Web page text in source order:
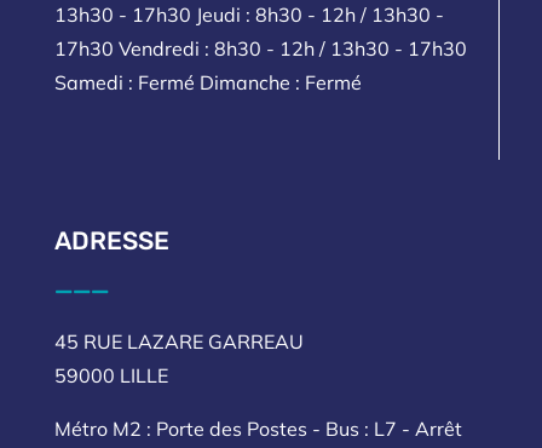
13h30 - 17h30 Jeudi : 8h30 - 12h / 13h30 -
17h30 Vendredi : 8h30 - 12h / 13h30 - 17h30
Samedi : Fermé Dimanche : Fermé
ADRESSE
___
45 RUE LAZARE GARREAU
59000 LILLE
Métro M2 : Porte des Postes - Bus : L7 - Arrêt